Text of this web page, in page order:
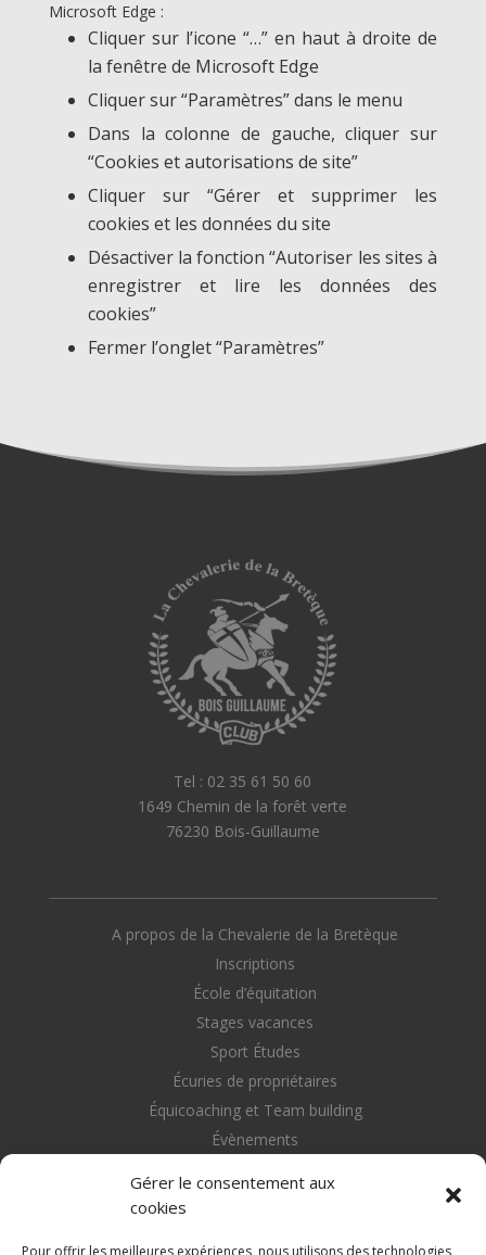
Gérer le consentement aux
cookies
Pour offrir les meilleures expériences, nous utilisons des technologies
Microsoft Edge :
Cliquer sur l’icone “…” en haut à droite de
la fenêtre de Microsoft Edge
Cliquer sur “Paramètres” dans le menu
Dans la colonne de gauche, cliquer sur
“Cookies et autorisations de site”
Cliquer sur “Gérer et supprimer les
cookies et les données du site
Désactiver la fonction “Autoriser les sites à
enregistrer et lire les données des
cookies”
Fermer l’onglet “Paramètres”
Tel : 02 35 61 50 60
1649 Chemin de la forêt verte
76230 Bois-Guillaume
A propos de la Chevalerie de la Bretèque
Inscriptions
École d’équitation
Stages vacances
Sport Études
Écuries de propriétaires
Équicoaching et Team building
Évènements